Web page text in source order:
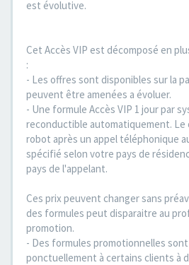
est évolutive.
Cet Accès VIP est décomposé en
:
- Les offres sont disponibles sur la
peuvent être amenées a évoluer.
- Une formule Accès VIP 1 jour par
reconductible automatiquement. Le
robot après un appel téléphonique
spécifié selon votre pays de
pays de l'appelant.
Ces prix peuvent changer sans
des formules peut disparaitre au
promotion.
- Des formules promotionnelles
ponctuellement à certains clients à